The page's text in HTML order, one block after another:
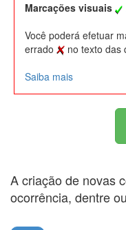
Marcações visuais
Você poderá efetuar
errado
no texto das
Saiba mais
A criação de novas
ocorrência, dentre